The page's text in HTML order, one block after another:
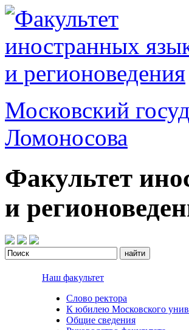
Московский
Ломоносова
Факультет
и
Наш факультет
Слово ректора
К юбилею Московского
Общие сведения